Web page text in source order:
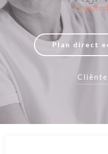
Plan direct